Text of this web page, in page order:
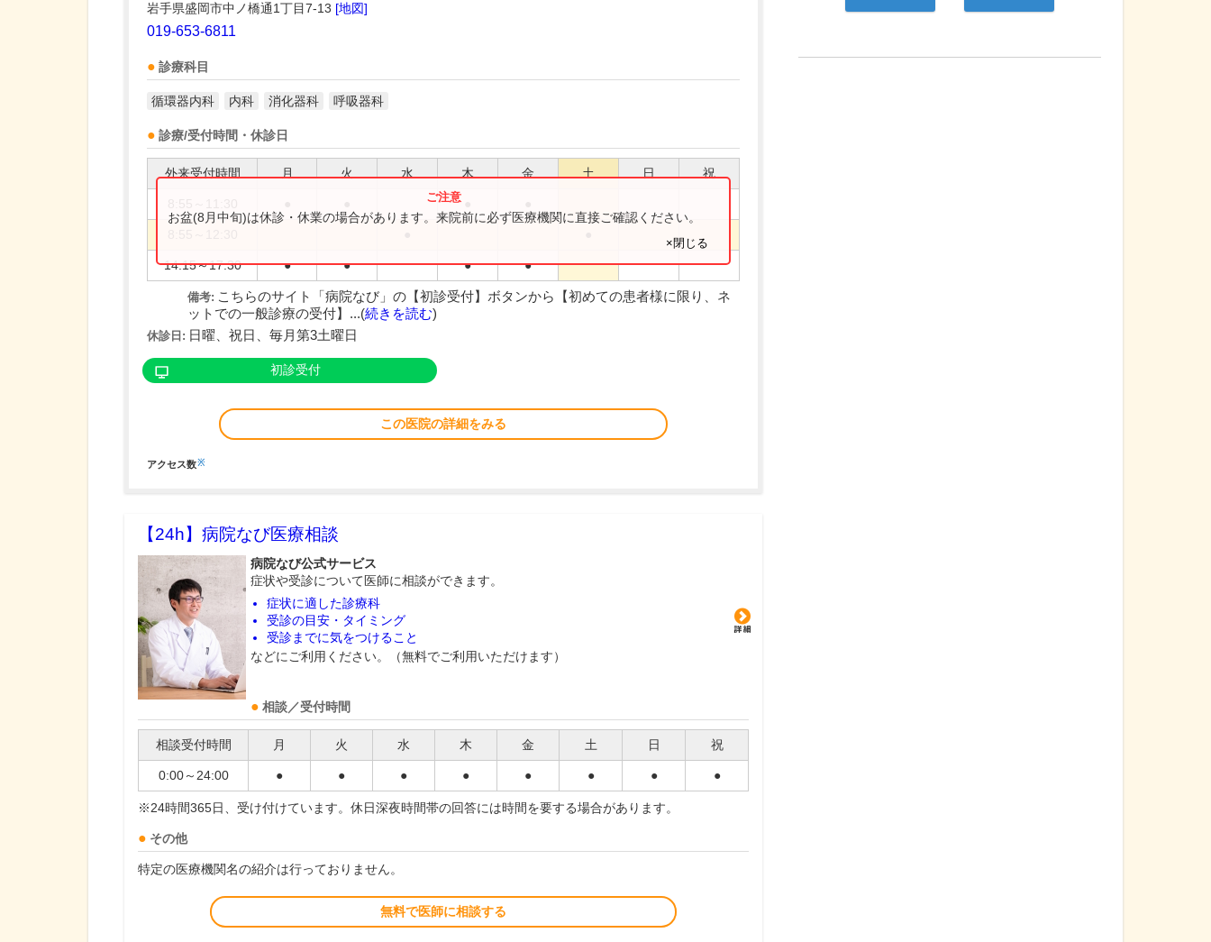
岩手県盛岡市中ノ橋通1丁目7-13 [地図]
019-653-6811
診療科目
循環器内科 内科 消化器科 呼吸器科
診療/受付時間・休診日
外来受付時間 月 火 水 木 金 土 日 祝
14:15～17:30 ● ● ● ●
お盆(8月中旬)は休診・休業の場合があります。来院前に必ず医療機関に直接ご確認ください。
×閉じる
備考: こちらのサイト「病院なび」の【初診受付】ボタンから【初めての患者様に限り、ネ
ットでの一般診療の受付】...(続きを読む)
休診日: 日曜、祝日、毎月第3土曜日
初診受付
この医院の詳細をみる
アクセス数※
【24h】 病院なび医療相談
病院なび公式サービス
症状や受診について医師に相談ができます。
症状に適した診療科
受診の目安・タイミング
受診までに気をつけること
などにご利用ください。（無料でご利用いただけます）
相談／受付時間
相談受付時間 月 火 水 木 金 土 日 祝
0:00～24:00 ● ● ● ● ● ● ● ●
※24時間365日、受け付けています。休日深夜時間帯の回答には時間を要する場合があります。
その他
特定の医療機関名の紹介は行っておりません。
無料で医師に相談する